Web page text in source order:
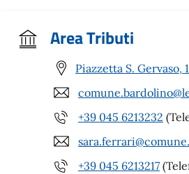
Area Tributi
Piazzetta S. Gervaso,
+39 045 6213232
+39 045 6213217